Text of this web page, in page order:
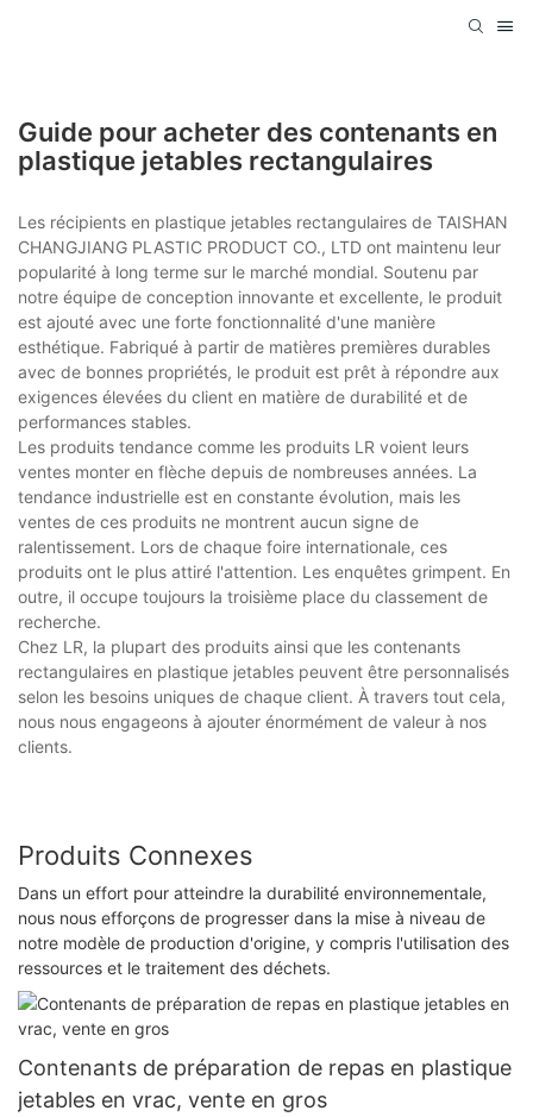
Guide pour acheter des contenants en
plastique jetables rectangulaires
Les récipients en plastique jetables rectangulaires de TAISHAN
CHANGJIANG PLASTIC PRODUCT CO., LTD ont maintenu leur
popularité à long terme sur le marché mondial. Soutenu par
notre équipe de conception innovante et excellente, le produit
est ajouté avec une forte fonctionnalité d'une manière
esthétique. Fabriqué à partir de matières premières durables
avec de bonnes propriétés, le produit est prêt à répondre aux
exigences élevées du client en matière de durabilité et de
performances stables.
Les produits tendance comme les produits LR voient leurs
ventes monter en flèche depuis de nombreuses années. La
tendance industrielle est en constante évolution, mais les
ventes de ces produits ne montrent aucun signe de
ralentissement. Lors de chaque foire internationale, ces
produits ont le plus attiré l'attention. Les enquêtes grimpent. En
outre, il occupe toujours la troisième place du classement de
recherche.
Chez LR, la plupart des produits ainsi que les contenants
rectangulaires en plastique jetables peuvent être personnalisés
selon les besoins uniques de chaque client. À travers tout cela,
nous nous engageons à ajouter énormément de valeur à nos
clients.
Produits Connexes
Dans un effort pour atteindre la durabilité environnementale,
nous nous efforçons de progresser dans la mise à niveau de
notre modèle de production d'origine, y compris l'utilisation des
ressources et le traitement des déchets.
Contenants de préparation de repas en plastique
jetables en vrac, vente en gros